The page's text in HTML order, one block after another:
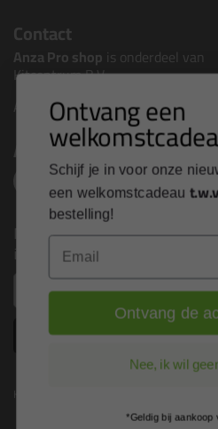
Contact
Anza Pro shop is onderdeel van
Kitcentrum B.V.
Alle contactgegevens >
Altijd op de hoogte blijven?
Nieuws, tips en exclusieve
inbox
Inschrijven
Kitcentrum is trots op:
Ontvang een
Schijf je in voor onze
een welkomstcadeau
bestelling!
Ontvang de
Nee, ik wil
*Geldig bij aankoop